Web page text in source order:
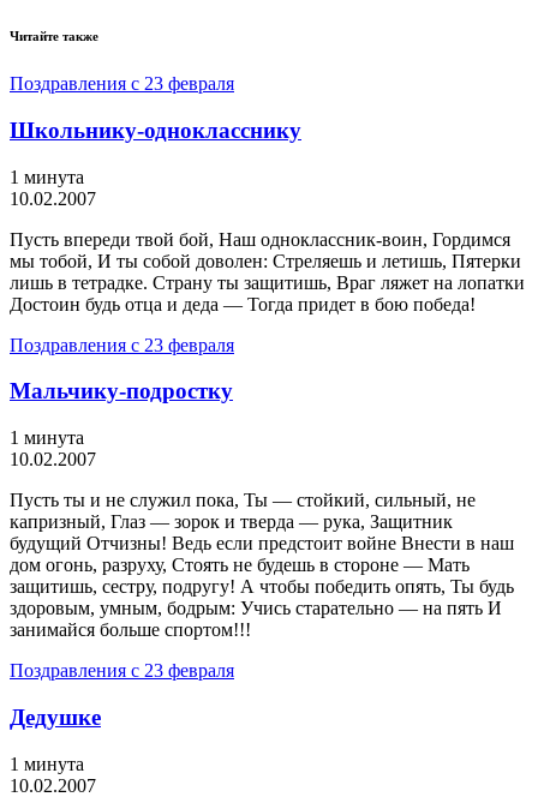
Читайте также
Поздравления с 23 февраля
Школьнику-однокласснику
1 минута
10.02.2007
Пусть впереди твой бой, Наш одноклассник-воин, Гордимся
мы тобой, И ты собой доволен: Стреляешь и летишь, Пятерки
лишь в тетрадке. Страну ты защитишь, Враг ляжет на лопатки
Достоин будь отца и деда — Тогда придет в бою победа!
Поздравления с 23 февраля
Мальчику-подростку
1 минута
10.02.2007
Пусть ты и не служил пока, Ты — стойкий, сильный, не
капризный, Глаз — зорок и тверда — рука, Защитник
будущий Отчизны! Ведь если предстоит войне Внести в наш
дом огонь, разруху, Стоять не будешь в стороне — Мать
защитишь, сестру, подругу! А чтобы победить опять, Ты будь
здоровым, умным, бодрым: Учись старательно — на пять И
занимайся больше спортом!!!
Поздравления с 23 февраля
Дедушке
1 минута
10.02.2007